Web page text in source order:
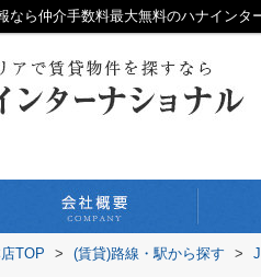
なら仲介手数料最大無料のハナインタ
TOP > (賃貸)路線・駅から探す >